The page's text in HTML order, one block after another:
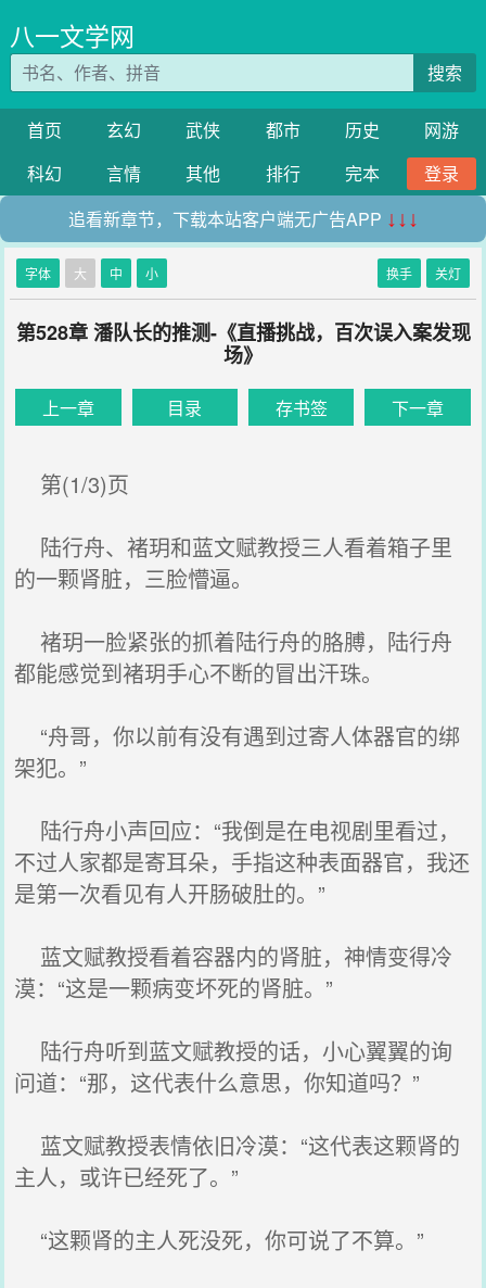
八一文学网
搜索
首页 玄幻 武侠 都市 历史
网游
科幻
言情 其他 排行 完本
登录
追看新章节，下载本站客户端无广告APP ↓↓↓
字体 大 中 小 换手 关灯
第528章 潘队长的推测-《直播挑战，百次误入案发现
场》
上一章 目录 存书签 下一章
第(1/3)页
陆行舟、褚玥和蓝文赋教授三人看着箱子里
的一颗肾脏，三脸懵逼。
褚玥一脸紧张的抓着陆行舟的胳膊，陆行舟
都能感觉到褚玥手心不断的冒出汗珠。
“舟哥，你以前有没有遇到过寄人体器官的绑
架犯。”
陆行舟小声回应：“我倒是在电视剧里看过，
不过人家都是寄耳朵，手指这种表面器官，我还
是第一次看见有人开肠破肚的。”
蓝文赋教授看着容器内的肾脏，神情变得冷
漠：“这是一颗病变坏死的肾脏。”
陆行舟听到蓝文赋教授的话，小心翼翼的询
问道：“那，这代表什么意思，你知道吗？”
蓝文赋教授表情依旧冷漠：“这代表这颗肾的
主人，或许已经死了。”
“这颗肾的主人死没死，你可说了不算。”